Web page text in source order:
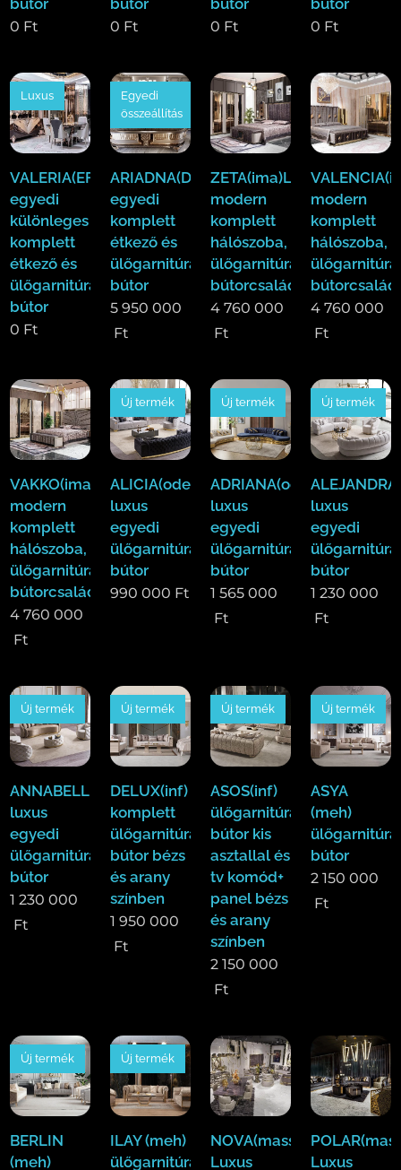
0 Ft 0 Ft 0 Ft 0 Ft
VALERIA(EFE)Luxus
egyedi
különleges
komplett
étkező és
ülőgarnitúra
bútor
Luxus
0 Ft
ARIADNA(Duy)Luxus
egyedi
komplett
étkező és
ülőgarnitúra
bútor
Egyedi
összeállítás
5 950 000
Ft
ZETA(ima)Luxus
modern
komplett
hálószoba,
ülőgarnitúra,étkező
bútorcsalád!
4 760 000
Ft
modern
komplett
hálószoba,
bútorcsalád!
4 760 000
Ft
VAKKO(ima)Luxus
modern
komplett
hálószoba,
ülőgarnitúra,étkező
bútorcsalád!
4 760 000
Ft
ALICIA(ode)
luxus
egyedi
ülőgarnitúra
bútor
Új termék
990 000 Ft
ADRIANA(ode)
luxus
egyedi
ülőgarnitúra
bútor
Új termék
1 565 000
Ft
luxus
egyedi
ülőgarnitúra
bútor
Új termék
1 230 000
Ft
ANNABELLE(ode)
luxus
egyedi
ülőgarnitúra
bútor
Új termék
1 230 000
Ft
DELUX(inf)
komplett
ülőgarnitúra
bútor bézs
és arany
színben
Új termék
1 950 000
Ft
ASOS(inf)
ülőgarnitúra
bútor kis
asztallal és
tv komód+
panel bézs
és arany
színben
Új termék
2 150 000
Ft
ASYA
(meh)
ülőgarnitúra
bútor
Új termék
2 150 000
Ft
BERLIN
(meh)
Új termék
ILAY (meh)
ülőgarnitúra
Új termék
NOVA(mass)
Luxus
Luxus